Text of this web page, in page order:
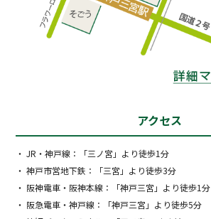
アクセス
・ JR・神戸線：「三ノ宮」より徒歩1分
・ 神戸市営地下鉄：「三宮」より徒歩3分
・ 阪神電車・阪神本線：「神戸三宮」より徒歩1分
・ 阪急電車・神戸線：「神戸三宮」より徒歩5分